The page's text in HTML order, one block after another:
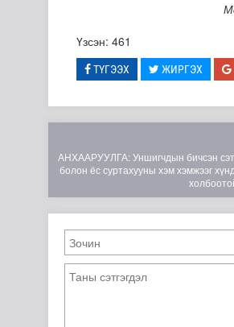
Үзсэн: 461
ТҮГЭЭХ ЖИРГЭХ
АНХААРУУЛГА: Уншигчдын бичсэн
болон ёс суртахууны хэм хэмжээг